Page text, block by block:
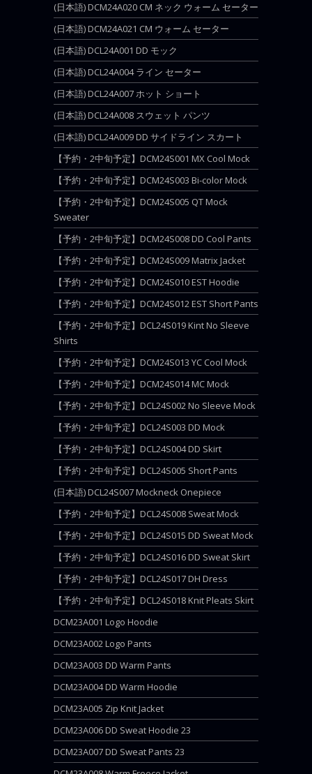
(日本語) DCM24A020 CM ネック ウォーム セーター
(日本語) DCM24A021 CM ウォーム セーター
(日本語) DCL24A001 DD モック
(日本語) DCL24A004 ライン セーター
(日本語) DCL24A007 ホット ショート
(日本語) DCL24A008 スウェット パンツ
(日本語) DCL24A009 DD サイドライン スカート
【予約・2中旬予定】DCM24S001 MX Cool Mock
【予約・2中旬予定】DCM24S003 Bi-color Mock
【予約・2中旬予定】DCM24S005 QT Mock
Sweater
【予約・2中旬予定】DCM24S008 DD Cool Pants
【予約・2中旬予定】DCM24S009 Matrix Jacket
【予約・2中旬予定】DCM24S010 EST Hoodie
【予約・2中旬予定】DCM24S012 EST Short Pants
【予約・2中旬予定】DCL24S019 Kint No Sleeve
Shirts
【予約・2中旬予定】DCM24S013 YC Cool Mock
【予約・2中旬予定】DCM24S014 MC Mock
【予約・2中旬予定】DCL24S002 No Sleeve Mock
【予約・2中旬予定】DCL24S003 DD Mock
【予約・2中旬予定】DCL24S004 DD Skirt
【予約・2中旬予定】DCL24S005 Short Pants
(日本語) DCL24S007 Mockneck Onepiece
【予約・2中旬予定】DCL24S008 Sweat Mock
【予約・2中旬予定】DCL24S015 DD Sweat Mock
【予約・2中旬予定】DCL24S016 DD Sweat Skirt
【予約・2中旬予定】DCL24S017 DH Dress
【予約・2中旬予定】DCL24S018 Knit Pleats Skirt
DCM23A001 Logo Hoodie
DCM23A002 Logo Pants
DCM23A003 DD Warm Pants
DCM23A004 DD Warm Hoodie
DCM23A005 Zip Knit Jacket
DCM23A006 DD Sweat Hoodie 23
DCM23A007 DD Sweat Pants 23